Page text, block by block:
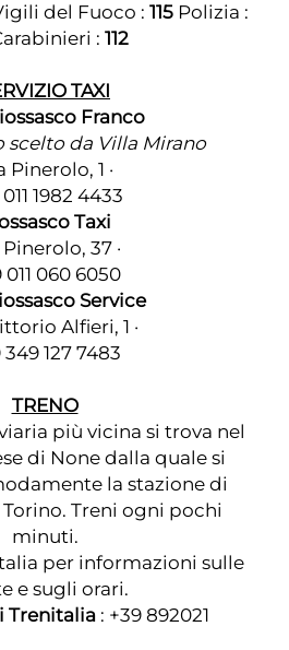
del Fuoco : 115 Polizia :
: 112
TAXI
Franco
scelto da Villa Mirano
Pinerolo, 1 ·
1982 4433
Taxi
37 ·
011 060 6050
Service
Alfieri, 1 ·
349 127 7483
TRENO
più vicina si trova nel
di Nonedalla quale si
la stazione di
Treni ogni pochi
minuti.
per informazioni sulle
e sugli orari.
Trenitalia : +39 892021